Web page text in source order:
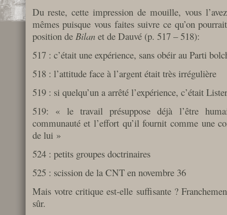
Du reste, cette impression de mouille, vous
mêmes puisque vous faites suivre ce qu’on
position de Bilanet de Dauvé (p. 517 – 518):
517 : c’était une expérience, sans obéir au Parti
518 : l’attitude face à l’argent était très irrégulière
519 : si quelqu’un a arrêté l’expérience, c’était Lister
519: « le travail présuppose déjà l’être
communauté et l’effort qu’il fournit comme une
de lui »
524 : petits groupes doctrinaires
525 : scission de la CNT en novembre 36
Mais votre critique est-elle suffisante ?
sûr.